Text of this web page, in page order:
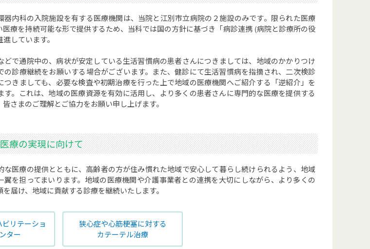
器内科の入院施設を有する医療機関は、当院と江別市立病院の２施設のみです。限られた医療
医療を持続可能な形で提供するため、当科では国の方針に基づき「病診連携 (病院と診療所の役
しています。
どで通院中の、病状が安定している生活習慣病の患者さんにつきましては、地域のかかりつけ
の診療継続をお願いする場合がございます。また、健診にて生活習慣病を指摘され、二次検診
つきましても、必要な検査や初期治療を行った上で地域の医療機関へご紹介する「逆紹介」を
す。これは、地域の医療資源を有効に活用し、より多くの患者さんに専門的な医療を提供する
さまのご理解とご協力をお願い申し上げます。
療の実現に向けて
な医療の提供とともに、高齢者の方が住み慣れた地域で安心して暮らし続けられるよう、地域
翼を担ってまいります。地域の医療機関や介護事業者との連携を大切にしながら、より多くの
届け、地域に貢献する診療を継続いたします。
リテーショ
ター
狭心症や心筋梗塞に対する
カテーテル治療